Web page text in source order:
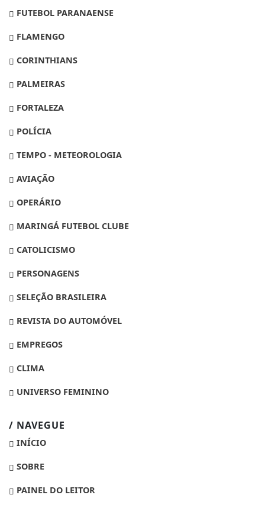
FUTEBOL PARANAENSE
FLAMENGO
CORINTHIANS
PALMEIRAS
FORTALEZA
POLÍCIA
TEMPO - METEOROLOGIA
AVIAÇÃO
OPERÁRIO
MARINGÁ FUTEBOL CLUBE
CATOLICISMO
PERSONAGENS
SELEÇÃO BRASILEIRA
REVISTA DO AUTOMÓVEL
EMPREGOS
CLIMA
UNIVERSO FEMININO
/ NAVEGUE
INÍCIO
SOBRE
PAINEL DO LEITOR